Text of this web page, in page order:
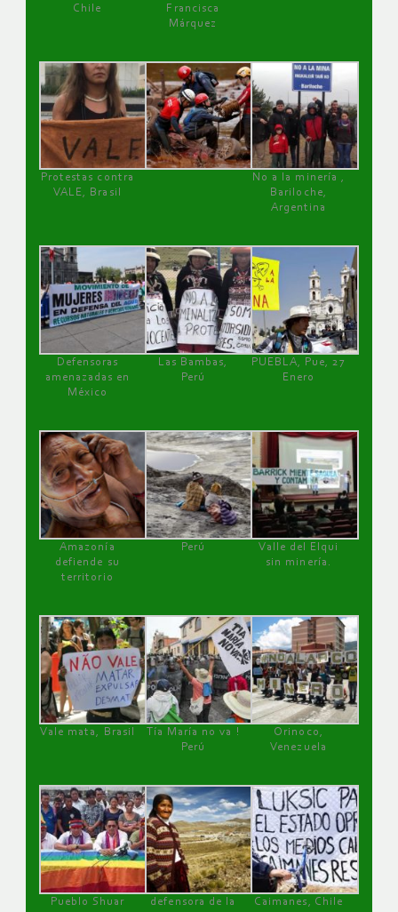
Chile
Francisca
Márquez
Protestas contra
VALE, Brasil
No a la minería ,
Bariloche,
Argentina
Defensoras
amenazadas en
México
Las Bambas,
Perú
PUEBLA, Pue, 27
Enero
Amazonía
defiende su
territorio
Perú
Valle del Elqui
sin minería.
Vale mata, Brasil
Tía María no va !
Perú
Orinoco,
Venezuela
Pueblo Shuar
defensora de la
Caimanes, Chile